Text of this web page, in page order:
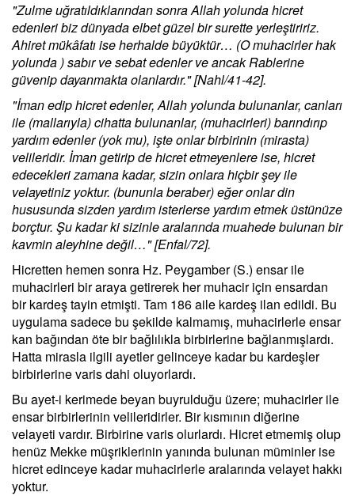
"Zulme uğratıldıklarından sonra Allah yolunda hicret
edenleri biz dünyada elbet güzel bir surette yerleştiririz.
Ahiret mükâfatı ise herhalde büyüktür… (O muhacirler hak
yolunda ) sabır ve sebat edenler ve ancak Rablerine
güvenip dayanmakta olanlardır." [Nahl/41-42].
"İman edip hicret edenler, Allah yolunda bulunanlar, canları
ile (mallarıyla) cihatta bulunanlar, (muhacirleri) barındırıp
yardım edenler (yok mu), işte onlar birbirinin (mirasta)
velileridir. İman getirip de hicret etmeyenlere ise, hicret
edecekleri zamana kadar, sizin onlara hiçbir şey ile
velayetiniz yoktur. (bununla beraber) eğer onlar din
hususunda sizden yardım isterlerse yardım etmek üstünüze
borçtur. Şu kadar ki sizinle aralarında muahede bulunan bir
kavmin aleyhine değil…" [Enfal/72].
Hicretten hemen sonra Hz. Peygamber (S.) ensar ile
muhacirleri bir araya getirerek her muhacir için ensardan
bir kardeş tayin etmişti. Tam 186 aile kardeş ilan edildi. Bu
uygulama sadece bu şekilde kalmamış, muhacirlerle ensar
kan bağından öte bir bağlılıkla birbirlerine bağlanmışlardı.
Hatta mirasla ilgili ayetler gelinceye kadar bu kardeşler
birbirlerine varis dahi oluyorlardı.
Bu ayet-i kerimede beyan buyrulduğu üzere; muhacirler ile
ensar birbirlerinin velileridirler. Bir kısmının diğerine
velayeti vardır. Birbirine varis olurlardı. Hicret etmemiş olup
henüz Mekke müşriklerinin yanında bulunan müminler ise
hicret edinceye kadar muhacirlerle aralarında velayet hakkı
yoktur.